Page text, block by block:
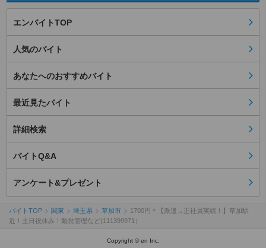
エンバイトTOP
人気のバイト
あなたへのおすすめバイト
最近見たバイト
詳細検索
バイトQ&A
アンケート&プレゼント
バイトTOP 関東 埼玉県 草加市
1700円＊【派遣→正社員実績！】草加駅
近！土日祝休み！勤怠管理など(111399971）
Copyright © en Inc.